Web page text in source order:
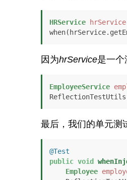
HRService hrService
因为hrService是一个
EmployeeService
最后，我们的单元测
@Test
public void
Employee